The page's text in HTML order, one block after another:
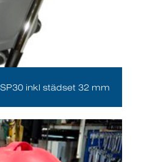
inkl städset 32 mm